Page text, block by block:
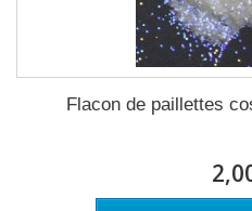
Flacon de paillettes